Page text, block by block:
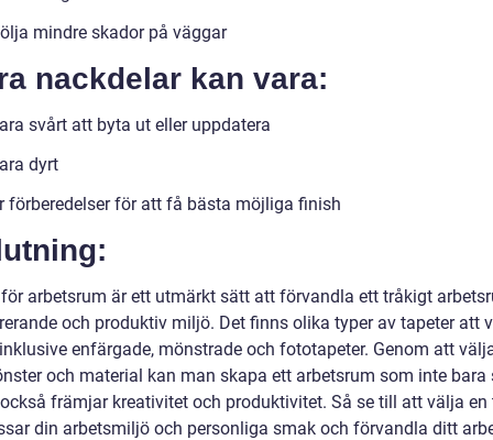
mindre skador på väggar
nackdelar kan vara:
svårt att byta ut eller uppdatera
dyrt
förberedelser för att få bästa möjliga finish
arbetsrum är ett utmärkt sätt att förvandla ett tråkigt
och produktiv miljö. Det finns olika typer av tapeter att
enfärgade, mönstrade och fototapeter. Genom att
och material kan man skapa ett arbetsrum som inte bara
främjar kreativitet och produktivitet. Så se till att välja en
din arbetsmiljö och personliga smak och förvandla ditt